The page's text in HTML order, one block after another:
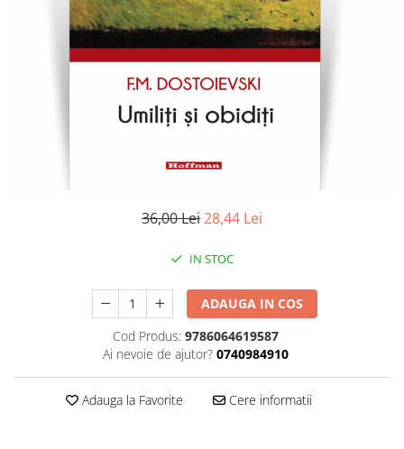
Literatura
Contemporana
Publicistica / Reportaje / Interviuri
Sociologie si filozofie
36,00 Lei28,44 Lei
IN STOC
ADAUGA IN COS
Cod Produs: 9786064619587
Ai nevoie de ajutor? 0740984910
Adauga la Favorite Cere informatii